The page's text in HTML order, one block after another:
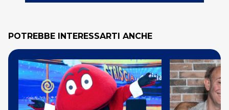
POTREBBE INTERESSARTI ANCHE